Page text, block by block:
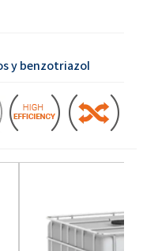
y benzotriazol